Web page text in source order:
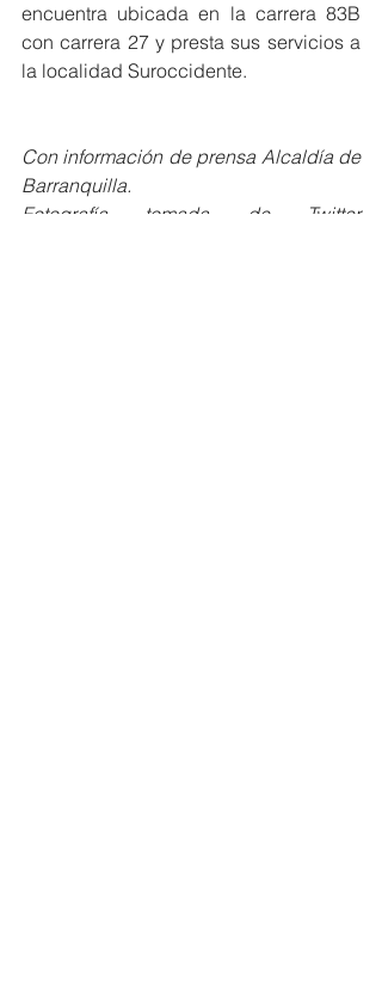
encuentra ubicada en la carrera 83B
con carrera 27 y presta sus servicios a
la localidad Suroccidente.
Con información de prensa Alcaldía de
Barranquilla.
Fotografía tomada de Twitter